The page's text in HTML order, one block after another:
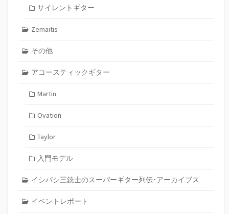
サイレントギター
Zemaitis
その他
アコースティックギター
Martin
Ovation
Taylor
入門モデル
イシバシ三銃士のスーパーギター列伝･アーカイブス
イベントレポート